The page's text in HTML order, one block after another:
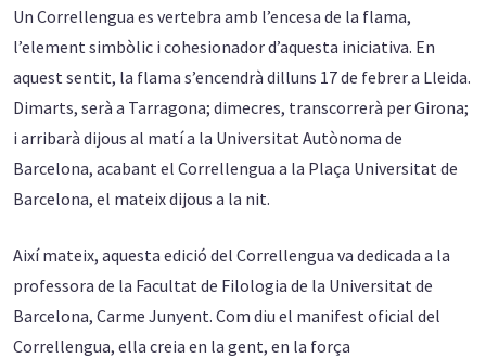
Un Correllengua es vertebra amb l’encesa de la flama,
l’element simbòlic i cohesionador d’aquesta iniciativa. En
aquest sentit, la flama s’encendrà dilluns 17 de febrer a Lleida.
Dimarts, serà a Tarragona; dimecres, transcorrerà per Girona;
i arribarà dijous al matí a la Universitat Autònoma de
Barcelona, acabant el Correllengua a la Plaça Universitat de
Barcelona, el mateix dijous a la nit.
Així mateix, aquesta edició del Correllengua va dedicada a la
professora de la Facultat de Filologia de la Universitat de
Barcelona, Carme Junyent. Com diu el manifest oficial del
Correllengua, ella creia en la gent, en la força